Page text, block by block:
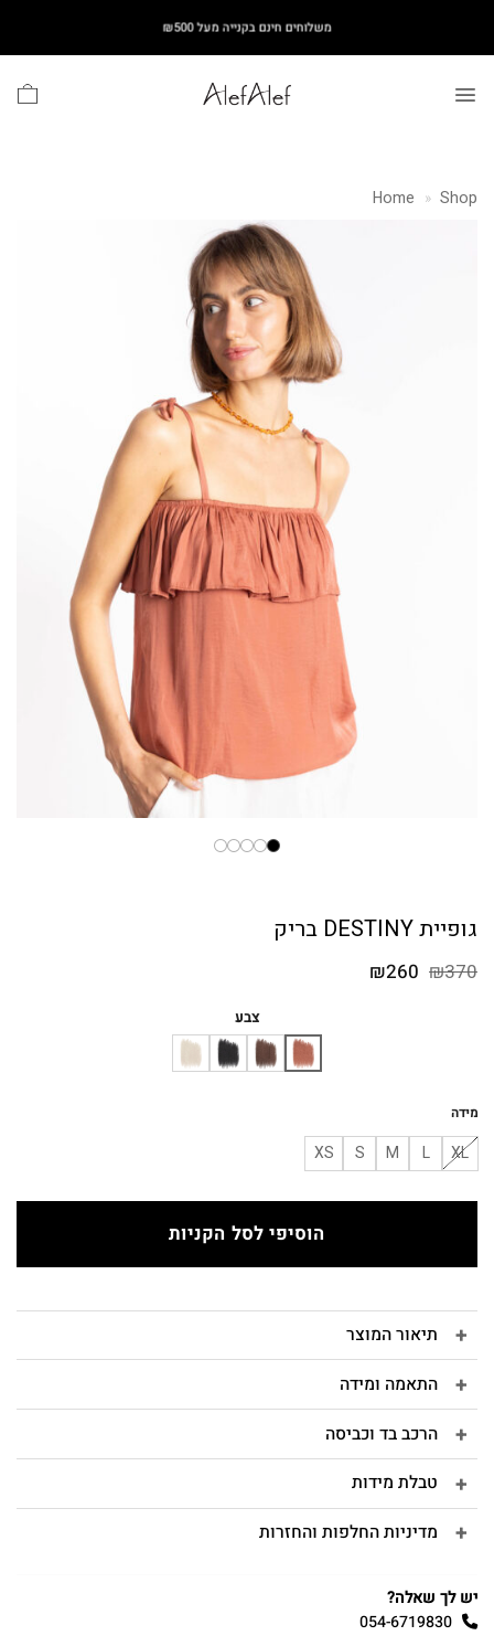
content
משלוחים חינם בקנייה מעל ₪500
Home » Shop
גופיית DESTINY בריק
₪370 המחיר
₪260
₪260. צבע
מידה
XL
L
M
S
XS
הוסיפי לסל הקניות
תיאור המוצר
התאמה ומידה
הרכב בד וכביסה
טבלת מידות
מדיניות החלפות והחזרות
יש לך שאלה?
054-6719830